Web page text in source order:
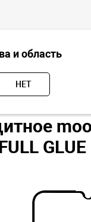
и область
НЕТ
и стекла Пленки